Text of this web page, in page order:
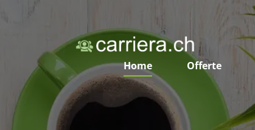
Home Offerte